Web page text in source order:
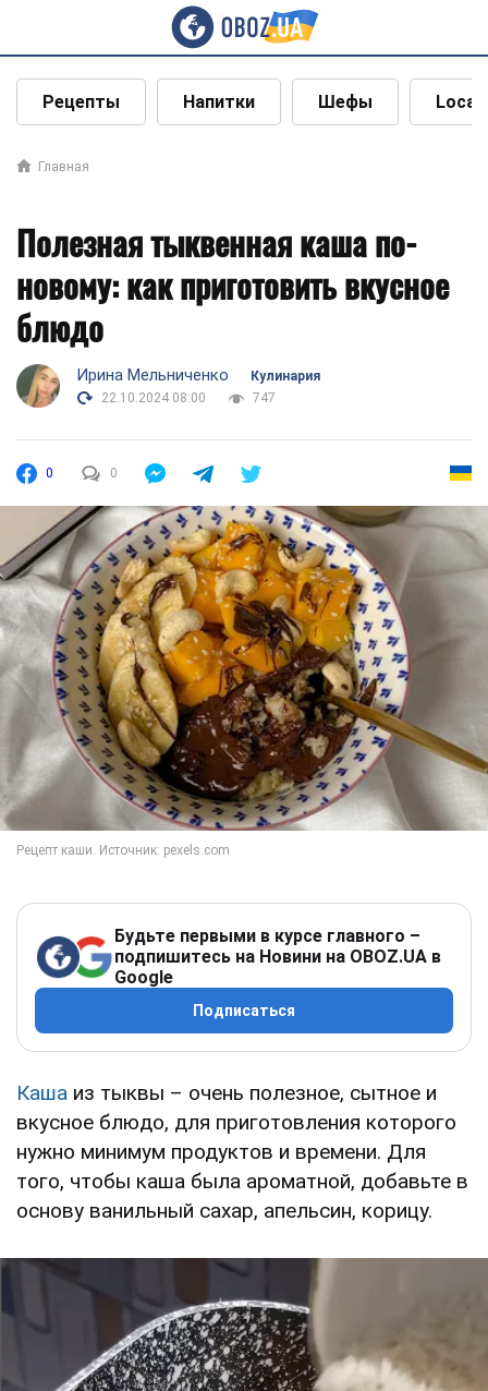
Рецепты Напитки Шефы Local
Главная
Полезная тыквенная каша по-
новому: как приготовить вкусное
блюдо
Ирина Мельниченко
Кулинария
22.10.2024 08:00
747
0 0
Будьте первыми в курсе главного –
подпишитесь на Новини на OBOZ.UA в
Google
Подписаться
Каша из тыквы – очень полезное, сытное и
вкусное блюдо, для приготовления которого
нужно минимум продуктов и времени. Для
того, чтобы каша была ароматной, добавьте в
основу ванильный сахар, апельсин, корицу.